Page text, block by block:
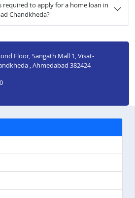
to apply for a home loan in
Chandkheda?
Floor, Sangath Mall 1, Visat-
, Ahmedabad 382424